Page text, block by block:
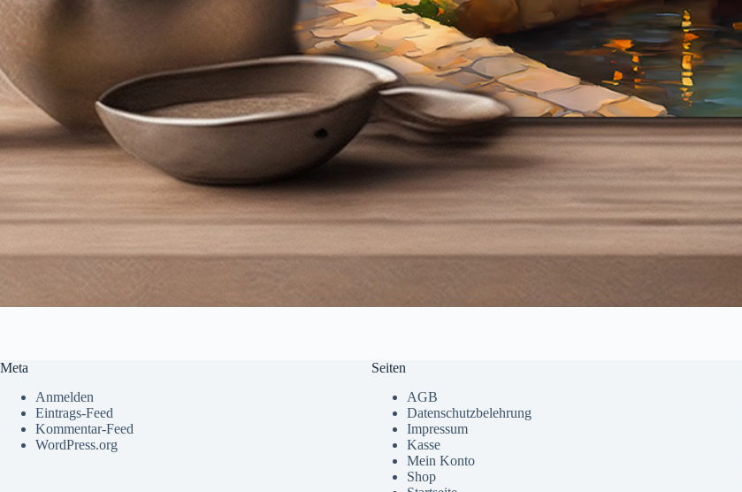
Meta
Anmelden
Eintrags-Feed
Kommentar-Feed
WordPress.org
Seiten
AGB
Datenschutzbelehrung
Impressum
Kasse
Mein Konto
Shop